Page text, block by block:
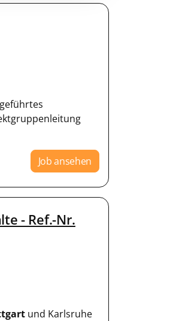
Job ansehen
- Ref.-Nr.
und Karlsruhe